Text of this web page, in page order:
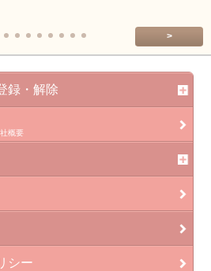
>
録・解除
概要
シー